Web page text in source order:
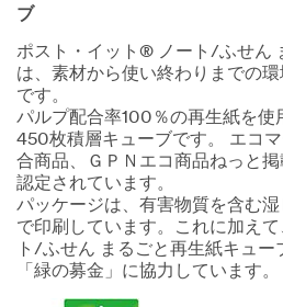
ブ
ポスト・イット® ノート/ふせん
は、素材から使い終わりまでの
です。
パルプ配合率100％の再生紙を使
450枚積層キューブです。 エコ
合商品、ＧＰＮエコ商品ねっと
認定されています。
パッケージは、有害物質を含む
で印刷しています。これに加え
ト/ふせん まるごと再生紙キュ
「緑の募金」に協力しています。